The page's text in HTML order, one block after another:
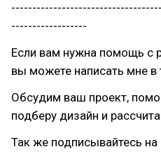
------------------
Если вам нужна помощь с
вы можете написать мне в
Обсудим ваш проект,
подберу дизайн и
Так же подписывайтесь